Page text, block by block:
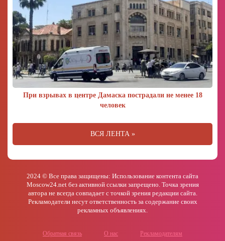
При взрывах в центре Дамаска пострадали не менее 18
человек
ВСЯ ЛЕНТА »
2024 © Все права защищены: Использование контента сайта
Moscow24.net без активной ссылки запрещено. Точка зрения
автора не всегда совпадает с точкой зрения редакции сайта.
Рекламодатели несут ответственность за содержание своих
рекламных объявлениях.
Обратная связь О нас Рекламодателям